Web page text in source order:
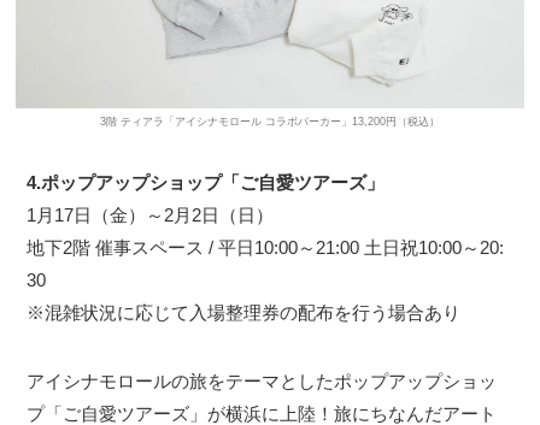
3階 ティアラ「アイシナモロール コラボパーカー」13,200円（税込）
4.ポップアップショップ「ご自愛ツアーズ」
1月17日（金）～2月2日（日）
地下2階 催事スペース / 平日10:00～21:00 土日祝10:00～20:
30
※混雑状況に応じて入場整理券の配布を行う場合あり
アイシナモロールの旅をテーマとしたポップアップショッ
プ「ご自愛ツアーズ」が横浜に上陸！旅にちなんだアート